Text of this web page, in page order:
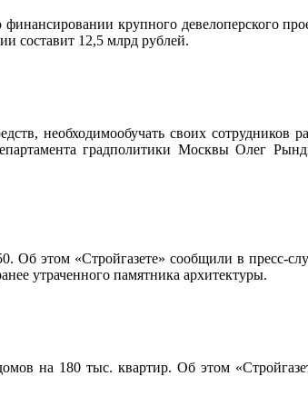
крупного девелоперского
составит 12,5 млрд рублей.
необходимообучать своих сотрудников
градполитики Москвы Олег
Об этом «Стройгазете» сообщили в пресс-
утраченного памятника архитектуры.
на 180 тыс. квартир. Об этом